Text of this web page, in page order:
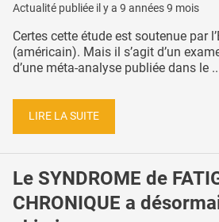
Actualité publiée il y a 9 années 9 mois
Certes cette étude est soutenue par
(américain). Mais il s’agit d’un
d’une méta-analyse publiée dans le
LIRE LA SUITE
Le SYNDROME de
CHRONIQUE a